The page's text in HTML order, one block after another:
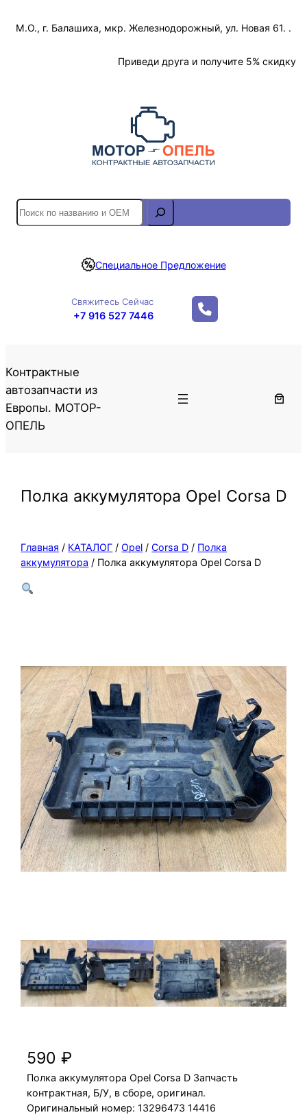
М.О., г. Балашиха, мкр. Железнодорожный, ул. Новая 61. .
Приведи друга и получите 5% скидку
S
e
r
Специальное Предложение
Свяжитесь Сейчас
+7 916 527 7446
Контрактные
автозапчасти из
Европы. МОТОР-
ОПЕЛЬ
Полка аккумулятора Opel Corsa D
Главная / КАТАЛОГ /Opel /Corsa D / Полка
аккумулятора / Полка аккумулятора Opel Corsa D
590₽
Полка аккумулятора Opel Corsa D Запчасть
контрактная, Б/У, в сборе, оригинал.
Оригинальный номер: 13296473 14416